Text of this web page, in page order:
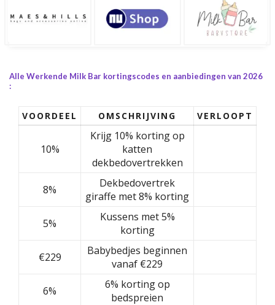
Alle Werkende Milk Bar kortingscodes en aanbiedingen van 2026
:
VOORDEEL OMSCHRIJVING VERLOOPT
10%
Krijg 10% korting op
katten
dekbedovertrekken
8%
Dekbedovertrek
giraffe met 8% korting
5%
Kussens met 5%
korting
€229
Babybedjes beginnen
vanaf €229
6%
6% korting op
bedspreien